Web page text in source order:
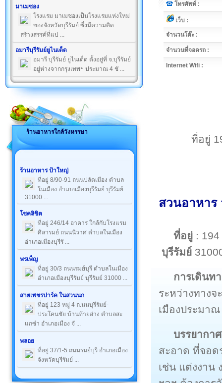
มาเมซอง
โรงแรม มาเมซองเป็นโรงแรมแห่งใหม่
ของจังหวัดบุรีรัมย์ ซึ่งมีความคิด
สร้างสรรค์ที่แป ...
อมารีบุรีรัมย์ยูไนเต็ด
อมารี บุรีรัมย์ ยูไนเต็ด ตั้งอยู่ที่ จ.บุรีรัมย์
อยู่ห่างจากกรุงเทพฯ ประมาณ 4 ชั ...
ร้านอาหารใกล้วังหรรษา
ร้านอาหาร ป้าใหญ่
ที่อยู่ 8/90-91 ถนนปลัดเมือง ตำบล
ในเมือง อำเภอเมืองบุรีรัมย์ บุรีรัมย์
31000 ...
โชคลิขิต
ที่อยู่ 246/14 อาคาร ใกล้กับโรงแรม
ศิลารมย์ ถนนนิวาศ ตำบลในเมือง
อำเภอเมืองบุรีรั ...
พรเพ็ญ
ที่อยู่ 30/3 ถนนรมย์บุรี ตำบลในเมือง
อำเภอเมืองบุรีรัมย์ บุรีรัมย์ 31000 ...
สายเพชรปาร์ค ในสวนนก
ที่อยู่ 123 หมู่ 4 ถ.นนบุรีรัมย์-
ประโคนชัย บ้านท้ายอ่าง ตำบลสะ
แกซำ อำเภอเมือง จั ...
พลอย
ที่อยู่ 37/1-5 ถนนรมย์บุรี อำเภอเมือง
จังหวัดบุรีรัมย์ ...
โทรศัพท์ :
เว็บ :
จำนวนโต๊ะ :
จำนวนที่จอดรถ :
Internet Wifi :
ที่อยู่
สวนอาหาร
ที่อยู่ :
บุรีรัมย์
การเดินท
ระหว่างทางจ
เมืองประมา
บรรยากาศ
สะอาด ที่จอ
เช่น แต่งงาน